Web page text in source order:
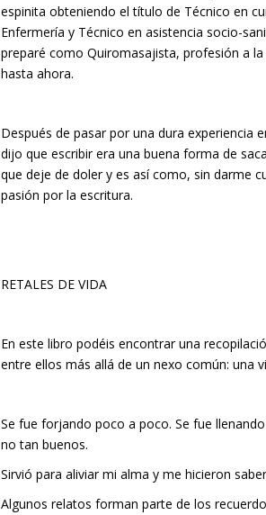
espinita obteniendo el título de Técnico en
Enfermería y Técnico en asistencia socio-
preparé como Quiromasajista, profesión a
hasta ahora.
Después de pasar por una dura experiencia
dijo que escribir era una buena forma de
que deje de doler y es así como, sin darme
pasión por la escritura.
RETALES DE VIDA
En este libro podéis encontrar una
entre ellos más allá de un nexo común: una
Se fue forjando poco a poco. Se fue
no tan buenos.
Sirvió para aliviar mi alma y me hicieron
Algunos relatos forman parte de los